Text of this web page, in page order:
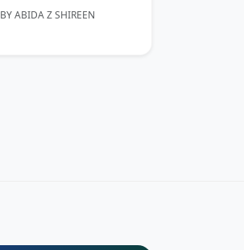
BY ABIDA Z SHIREEN